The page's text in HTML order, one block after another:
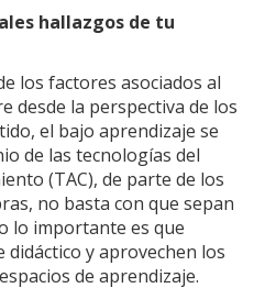
hallazgos de tu
los factores asociados al
desde la perspectiva de los
el bajo aprendizaje se
de las tecnologías del
(TAC), de parte de los
no basta con que sepan
lo importante es que
y aprovechen los
de aprendizaje.